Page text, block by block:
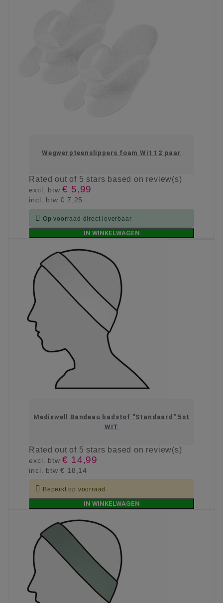
Wegwerpteenslippers foam Wit 12 paar
Ratedout of 5 stars based on review(s)
excl. btw€ 5,99
incl. btw€ 7,25
 Op voorraad direct leverbaar
IN WINKELWAGEN
Medixwell Bandeau badstof "Standaard" 5st
WIT
Ratedout of 5 stars based on review(s)
excl. btw€ 14,99
incl. btw€ 18,14
 Beperkt op voorraad
IN WINKELWAGEN